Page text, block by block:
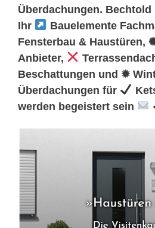
Überdachungen. Bechtold
Ihr
Bauelemente
Fensterbau & Haustüren,
Anbieter,
Beschattungen und ✹
Überdachungen für
werden begeistert sein